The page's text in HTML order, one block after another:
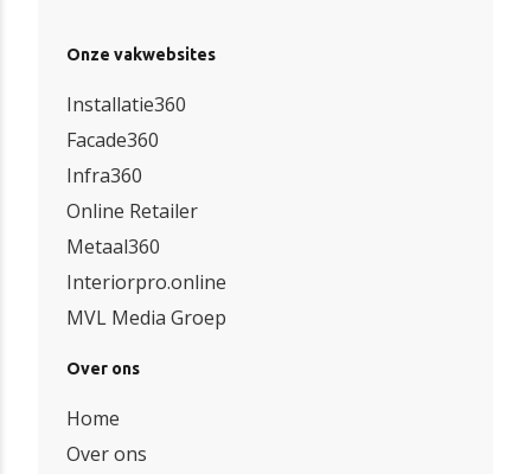
Onze vakwebsites
Installatie360
Facade360
Infra360
Online Retailer
Metaal360
Interiorpro.online
MVL Media Groep
Over ons
Home
Over ons